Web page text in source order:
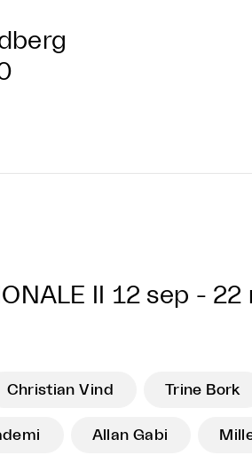
II 12 sep - 22
Christian Vind Trine Bork
Allan Gabi